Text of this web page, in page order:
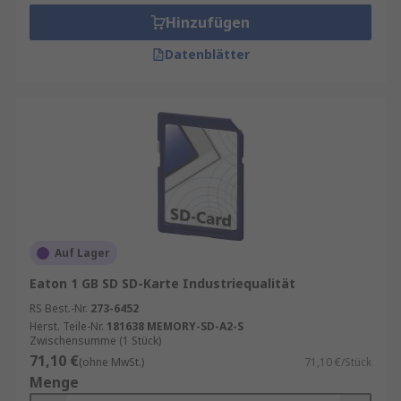
minimale Schreibgeschwindigkeit einer
Speicherkarte angegeben. Diese Elemente sind:
Speed Class – 2, 4, 6, 10UH, UHS-I, UHS-3 und
Jegliche Arten von SD-Karten
Unsere umfangreiche Auswahl deckt alle
gängigen SD-Karten-Typen ab – für
professionelle Anwendungen ebenso wie für den
- ideal für
Digitalkameras, GPS-Geräte und andere
Consumer-Elektronik. Verfügbar in
verschiedenen Kapazitäten und
Geschwindigkeitsklassen.
MicroSD-Karten- perfekt für Smartphones,
Hinzufügen
Datenblätter
Auf Lager
Eaton 1 GB SD SD-Karte Industriequalität
RS Best.-Nr. 273-6452
Herst. Teile-Nr. 181638 MEMORY-SD-A2-S
Zwischensumme (1 Stück)
71,10 €(ohne MwSt.) 71,10 €/Stück
Menge